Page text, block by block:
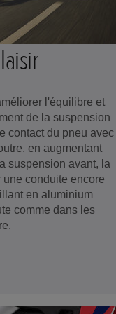
l'équilibre et
de la suspension
contact du pneu avec
en augmentant
suspension avant, la
conduite encore
en aluminium
comme dans les